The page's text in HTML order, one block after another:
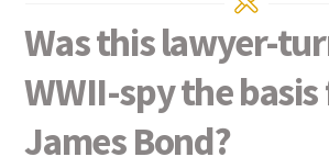
Was this lawyer-
WWII-spy the
James Bond?